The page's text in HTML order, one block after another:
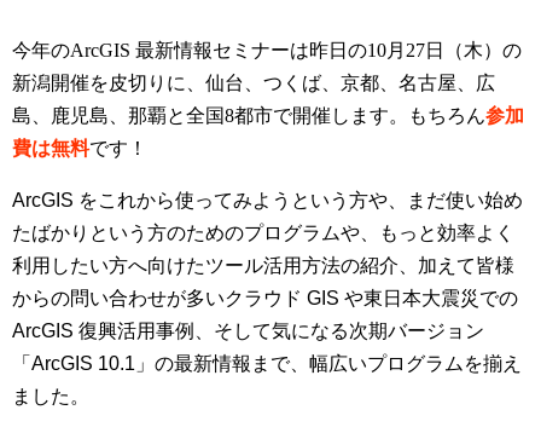
今年のArcGIS 最新情報セミナーは昨日の10月27日（木）の
新潟開催を皮切りに、仙台、つくば、京都、名古屋、広
島、鹿児島、那覇と全国8都市で開催します。もちろん参加
費は無料です！
ArcGIS をこれから使ってみようという方や、まだ使い始め
たばかりという方のためのプログラムや、もっと効率よく
利用したい方へ向けたツール活用方法の紹介、加えて皆様
からの問い合わせが多いクラウド GIS や東日本大震災での
ArcGIS 復興活用事例、そして気になる次期バージョン
「ArcGIS 10.1」の最新情報まで、幅広いプログラムを揃え
ました。